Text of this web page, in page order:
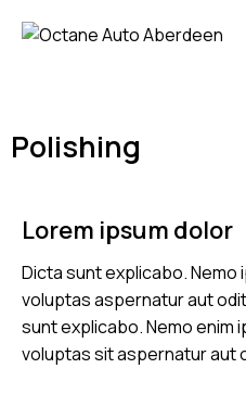
Polishing
Lorem ipsum dolor
Dicta sunt explicabo. Nemo
voluptas aspernatur aut
sunt explicabo. Nemo enim
voluptas sit aspernatur aut